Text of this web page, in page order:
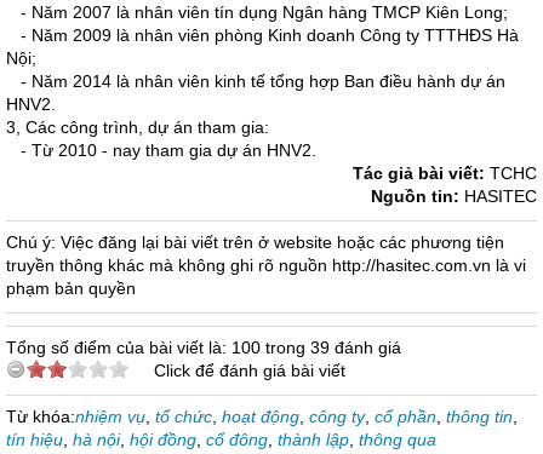
- Năm 2007 là nhân viên tín dụng Ngân hàng TMCP Kiên Long;
- Năm 2009 là nhân viên phòng Kinh doanh Công ty TTTHĐS Hà
Nội;
- Năm 2014 là nhân viên kinh tế tổng hợp Ban điều hành dự án
HNV2.
3, Các công trình, dự án tham gia:
- Từ 2010 - nay tham gia dự án HNV2.
Tác giả bài viết: TCHC
Nguồn tin: HASITEC
Chú ý: Việc đăng lại bài viết trên ở website hoặc các phương tiện
truyền thông khác mà không ghi rõ nguồn http://hasitec.com.vn là vi
phạm bản quyền
Tổng số điểm của bài viết là: 100 trong 39 đánh giá
Click để đánh giá bài viết
Từ khóa:nhiệm vụ tổ chức hoạt động công ty, cổ phần thông tin
tín hiệu hà nội, hội đồng cổ đông thành lập thông qua